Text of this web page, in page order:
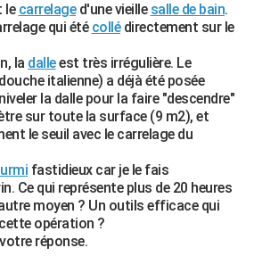
le carrelaged'une vieille salle de bain.
qui été collédirectement sur le
la dalleest très irrégulière. Le
italienne) a déjà été posée
la dalle pour la faire "descendre"
sur toute la surface (9 m2), et
le seuil avec le carrelage du
fastidieux car je le fais
Ce qui représente plus de 20 heures
moyen ? Un outils efficace qui
opération ?
réponse.